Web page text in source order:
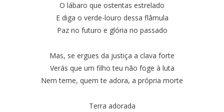
O lábaro que ostentas estrelado
E diga o verde-louro dessa flâmula
Paz no futuro e glória no passado
Mas, se ergues da justiça a clava forte
Verás que um filho teu não foge à luta
Nem teme, quem te adora, a própria morte
Terra adorada